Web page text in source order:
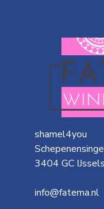
shamel4you
3404 GC
info@fatema.nl